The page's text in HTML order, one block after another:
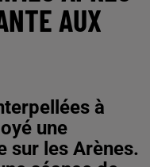
AUX
à
une
sur les Arènes.